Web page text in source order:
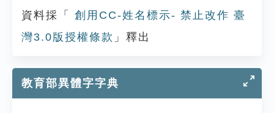
資料採「
創用CC-姓名標示- 禁止改作 臺
灣3.0版授權條款 」釋出
教育部異體字字典